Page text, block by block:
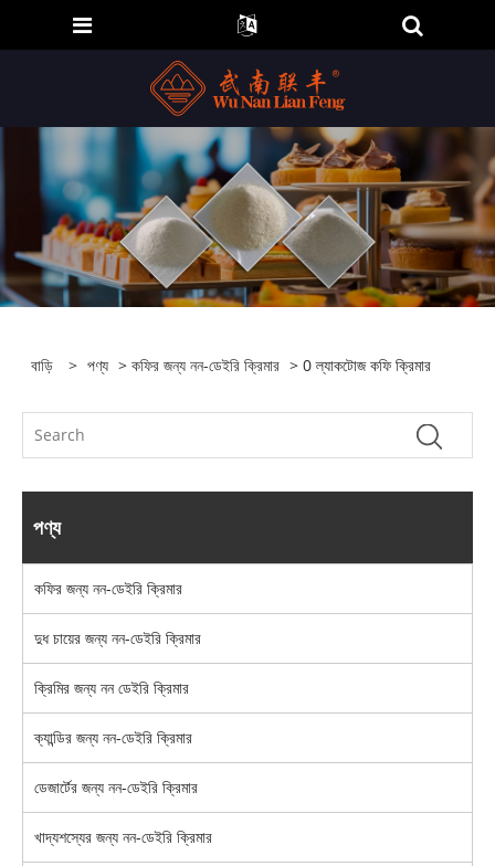
বাড়ি > পণ্য >কফির জন্য নন-ডেইরি ক্রিমার > 0 ল্যাকটোজ কফি ক্রিমার
পণ্য
কফির জন্য নন-ডেইরি ক্রিমার
দুধ চায়ের জন্য নন-ডেইরি ক্রিমার
ক্রিমির জন্য নন ডেইরি ক্রিমার
ক্যান্ডির জন্য নন-ডেইরি ক্রিমার
ডেজার্টের জন্য নন-ডেইরি ক্রিমার
খাদ্যশস্যের জন্য নন-ডেইরি ক্রিমার